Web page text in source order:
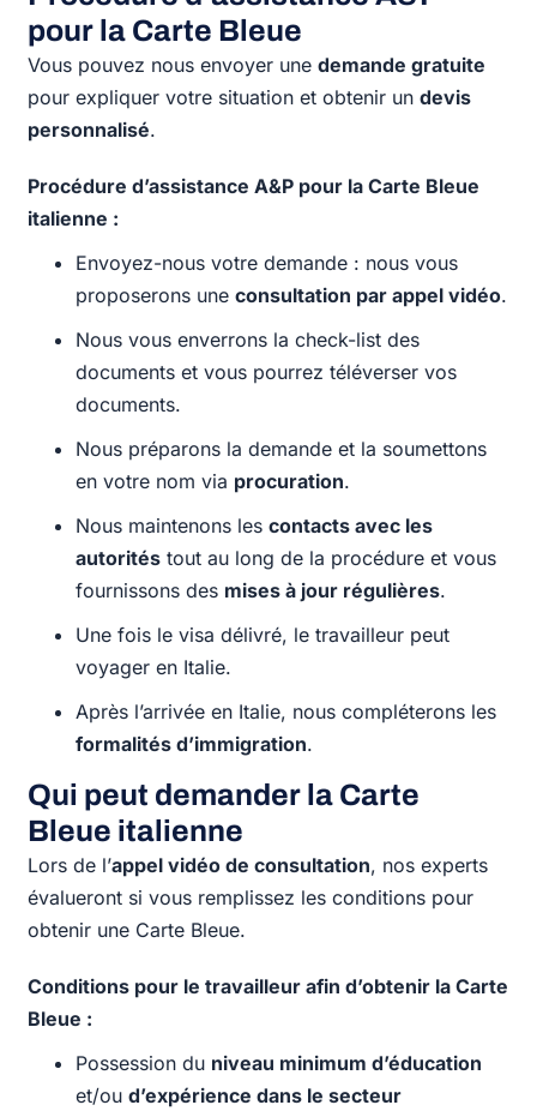
pour la Carte Bleue
Vous pouvez nous envoyer unedemande gratuite
pour expliquer votre situation et obtenir undevis
personnalisé.
Procédure d’assistance A&P pour la Carte Bleue
italienne :
Envoyez-nous votre demande : nous vous
proposerons uneconsultation par appel vidéo.
Nous vous enverrons la check-list des
documents et vous pourrez téléverser vos
documents.
Nous préparons la demande et la soumettons
en votre nom via procuration.
Nous maintenons lescontacts avec les
autorités tout au long de la procédure et vous
fournissons des mises à jour régulières.
Une fois le visa délivré, le travailleur peut
voyager en Italie.
Après l’arrivée en Italie, nous compléterons les
formalités d’immigration.
Qui peut demander la Carte
Bleue italienne
Lors de l’appel vidéo de consultation, nos experts
évalueront si vous remplissez les conditions pour
obtenir une Carte Bleue.
Conditions pour le travailleur afin d’obtenir la Carte
Bleue :
Possession du niveau minimum d’éducation
et/oud’expérience dans le secteur